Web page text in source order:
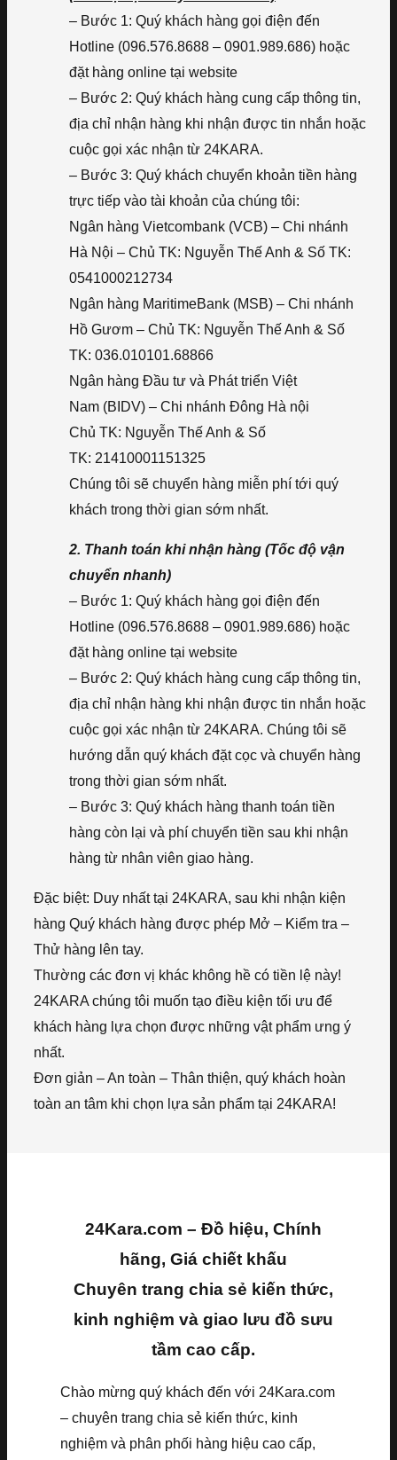
– Bước 1: Quý khách hàng gọi điện đến
Hotline (096.576.8688 – 0901.989.686) hoặc
đặt hàng online tại website
– Bước 2: Quý khách hàng cung cấp thông tin,
địa chỉ nhận hàng khi nhận được tin nhắn hoặc
cuộc gọi xác nhận từ 24KARA.
– Bước 3: Quý khách chuyển khoản tiền hàng
trực tiếp vào tài khoản của chúng tôi:
Ngân hàng Vietcombank (VCB) – Chi nhánh
Hà Nội – Chủ TK: Nguyễn Thế Anh & Số TK:
0541000212734
Ngân hàng MaritimeBank (MSB) – Chi nhánh
Hồ Gươm – Chủ TK: Nguyễn Thế Anh & Số
TK: 036.010101.68866
Ngân hàng Đầu tư và Phát triển Việt
Nam (BIDV) – Chi nhánh Đông Hà nội
Chủ TK: Nguyễn Thế Anh & Số
TK: 21410001151325
Chúng tôi sẽ chuyển hàng miễn phí tới quý
khách trong thời gian sớm nhất.
2. Thanh toán khi nhận hàng (Tốc độ vận
chuyển nhanh)
– Bước 1: Quý khách hàng gọi điện đến
Hotline (096.576.8688 – 0901.989.686) hoặc
đặt hàng online tại website
– Bước 2: Quý khách hàng cung cấp thông tin,
địa chỉ nhận hàng khi nhận được tin nhắn hoặc
cuộc gọi xác nhận từ 24KARA. Chúng tôi sẽ
hướng dẫn quý khách đặt cọc và chuyển hàng
trong thời gian sớm nhất.
– Bước 3: Quý khách hàng thanh toán tiền
hàng còn lại và phí chuyển tiền sau khi nhận
hàng từ nhân viên giao hàng.
Đặc biệt: Duy nhất tại 24KARA, sau khi nhận kiện
hàng Quý khách hàng được phép Mở – Kiểm tra –
Thử hàng lên tay.
Thường các đơn vị khác không hề có tiền lệ này!
24KARA chúng tôi muốn tạo điều kiện tối ưu để
khách hàng lựa chọn được những vật phẩm ưng ý
nhất.
Đơn giản – An toàn – Thân thiện, quý khách hoàn
toàn an tâm khi chọn lựa sản phẩm tại 24KARA!
24Kara.com – Đồ hiệu, Chính
hãng, Giá chiết khấu
Chuyên trang chia sẻ kiến thức,
kinh nghiệm và giao lưu đồ sưu
tầm cao cấp.
Chào mừng quý khách đến với 24Kara.com
– chuyên trang chia sẻ kiến thức, kinh
nghiệm và phân phối hàng hiệu cao cấp,